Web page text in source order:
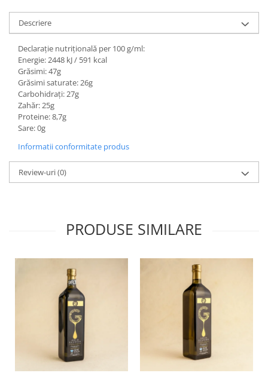
Descriere
Declarație nutrițională per 100 g/ml:
Energie: 2448 kJ / 591 kcal
Grăsimi: 47g
Grăsimi saturate: 26g
Carbohidrați: 27g
Zahăr: 25g
Proteine: 8,7g
Sare: 0g
Informatii conformitate produs
Review-uri(0)
PRODUSE SIMILARE